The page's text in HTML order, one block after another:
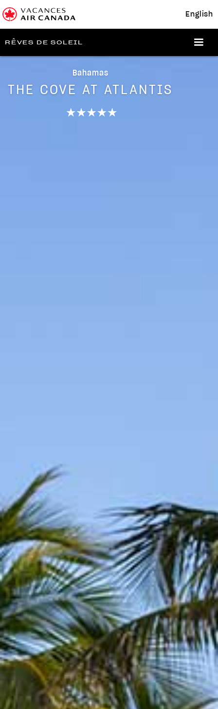
English
RÊVES DE SOLEIL
Bahamas
THE COVE AT ATLANTIS